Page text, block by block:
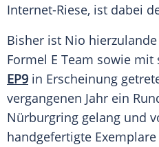
Internet-Riese, ist dabei
Bisher ist Nio
Formel E Team sowie mit
EP9 in Erscheinung
vergangenen Jahr ein
Nürburgring gelang und
handgefertigte